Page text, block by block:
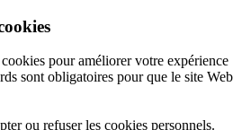
pour améliorer votre expérience
sont obligatoires pour que le site Web
ou refuser les cookies personnels.